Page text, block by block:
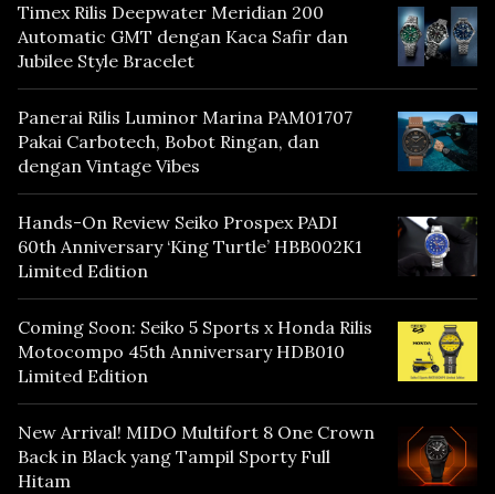
Timex Rilis Deepwater Meridian 200
Automatic GMT dengan Kaca Safir dan
Jubilee Style Bracelet
Panerai Rilis Luminor Marina PAM01707
Pakai Carbotech, Bobot Ringan, dan
dengan Vintage Vibes
Hands-On Review Seiko Prospex PADI
60th Anniversary ‘King Turtle’ HBB002K1
Limited Edition
Coming Soon: Seiko 5 Sports x Honda Rilis
Motocompo 45th Anniversary HDB010
Limited Edition
New Arrival! MIDO Multifort 8 One Crown
Back in Black yang Tampil Sporty Full
Hitam